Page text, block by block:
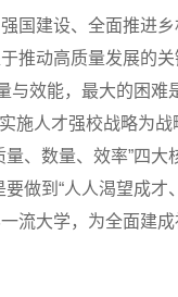
建设、全面推进乡
推动高质量发展的
与效能，最大的困
施人才强校战略为
、数量、效率”四
做到“人人渴望成
流大学，为全面建